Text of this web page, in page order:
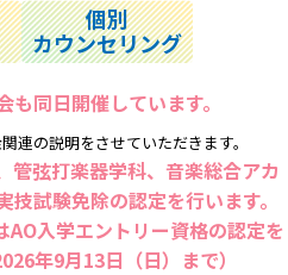
個別
カウンセリング
同日開催しています。
連の説明をさせていただきます。
管弦打楽器学科、音楽総合アカ
技試験免除の認定を行います。
入学エントリー資格の認定を
年9月13日（日）まで）